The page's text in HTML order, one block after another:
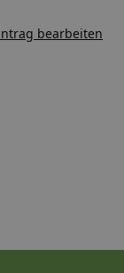
bearbeiten